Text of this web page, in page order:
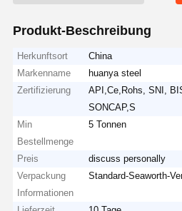
Produkt-Beschreibung
Herkunftsort
China
Markenname
huanya steel
Zertifizierung
API,Ce,Rohs, SNI,
SONCAP,S
Min
Bestellmenge
5 Tonnen
Preis
discuss personally
Verpackung
Informationen
Standard-Seaworth-